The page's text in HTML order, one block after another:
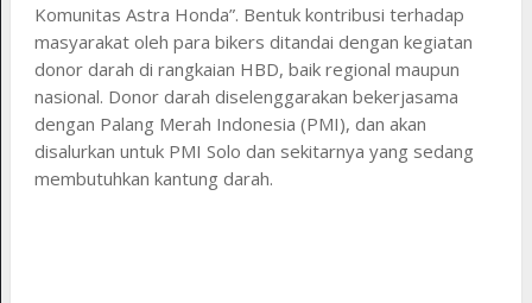
Komunitas Astra Honda”. Bentuk kontribusi terhadap
masyarakat oleh para bikers ditandai dengan kegiatan
donor darah di rangkaian HBD, baik regional maupun
nasional. Donor darah diselenggarakan bekerjasama
dengan Palang Merah Indonesia (PMI), dan akan
disalurkan untuk PMI Solo dan sekitarnya yang sedang
membutuhkan kantung darah.